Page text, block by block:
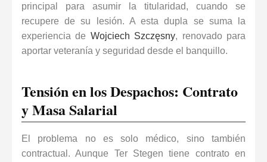
principal para asumir la titularidad, cuando se
recupere de su lesión. A esta dupla se suma la
experiencia de Wojciech Szczęsny, renovado para
aportar veteranía y seguridad desde el banquillo.
Tensión en los Despachos: Contrato
y Masa Salarial
El problema no es solo médico, sino también
contractual. Aunque Ter Stegen tiene contrato en